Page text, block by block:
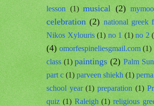
lesson (1) musical (2)
celebration (2) national greek
Nikos Xylouris (1) no 1 (1) no 2
(4) omorfespineliesgmail.com (1)
class (1) paintings (2) Palm
part c (1) parveen shiekh (1)
school year (1) preparation (1)
quiz (1) Raleigh (1) religious